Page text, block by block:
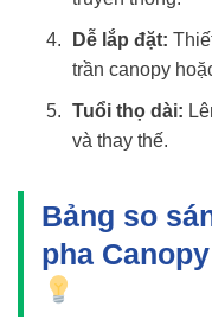
Dễ lắp đặt:
trần canopy
Tuổi thọ dài:
và thay thế.
Bảng so
pha